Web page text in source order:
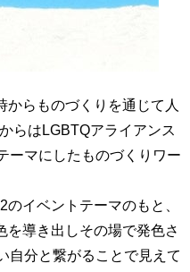
らものづくりを通じて人
らはLGBTQアライアンス
ーマにしたものづくりワー
イベントテーマのもと、
導き出しその場で発色さ
自分と繋がることで見えて